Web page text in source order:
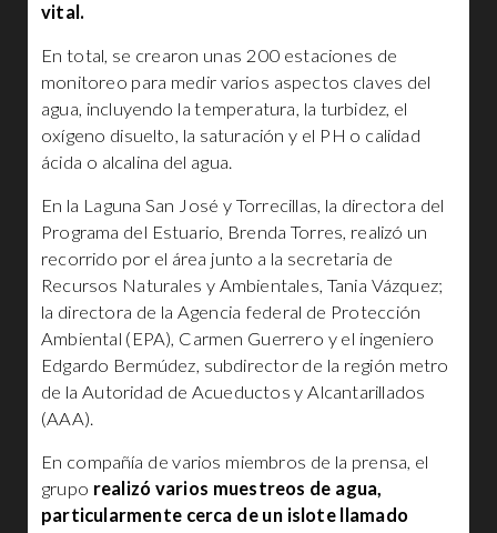
vital.
En total, se crearon unas 200 estaciones de
monitoreo para medir varios aspectos claves del
agua, incluyendo la temperatura, la turbidez, el
oxígeno disuelto, la saturación y el PH o calidad
ácida o alcalina del agua.
En la Laguna San José y Torrecillas, la directora del
Programa del Estuario, Brenda Torres, realizó un
recorrido por el área junto a la secretaria de
Recursos Naturales y Ambientales, Tania Vázquez;
la directora de la Agencia federal de Protección
Ambiental (EPA), Carmen Guerrero y el ingeniero
Edgardo Bermúdez, subdirector de la región metro
de la Autoridad de Acueductos y Alcantarillados
(AAA).
En compañía de varios miembros de la prensa, el
grupo realizó varios muestreos de agua,
particularmente cerca de un islote llamado